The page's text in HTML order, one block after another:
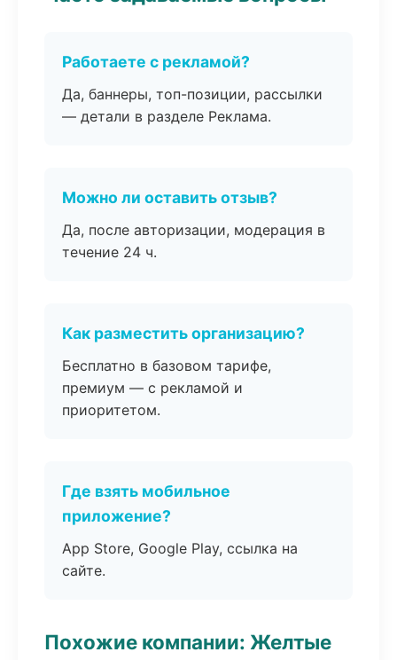
Работаете с рекламой?
Да, баннеры, топ-позиции, рассылки
— детали в разделе Реклама.
Можно ли оставить отзыв?
Да, после авторизации, модерация в
течение 24 ч.
Как разместить организацию?
Бесплатно в базовом тарифе,
премиум — с рекламой и
приоритетом.
Где взять мобильное
приложение?
App Store, Google Play, ссылка на
сайте.
Похожие компании: Желтые